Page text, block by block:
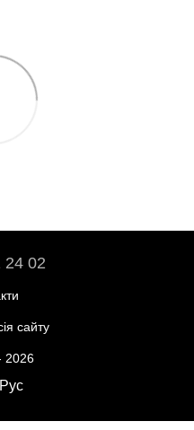
24 02
сайту
2026
Рус